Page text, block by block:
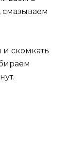
смазываем
и скомкать